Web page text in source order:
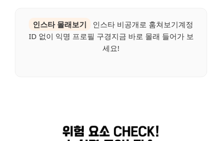
인스타 몰래보기
인스타 비공개로 훔쳐보기계정
ID 없이 익명 프로필 구경지금 바로 몰래 들어가 보
세요!